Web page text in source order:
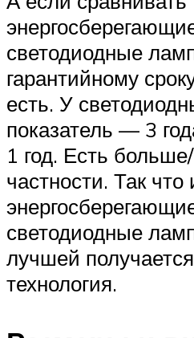
светодиодные
гарантийному
есть. У
показатель — 3
1 год. Есть
частности. Так что
светодиодные
лучшей
технология.